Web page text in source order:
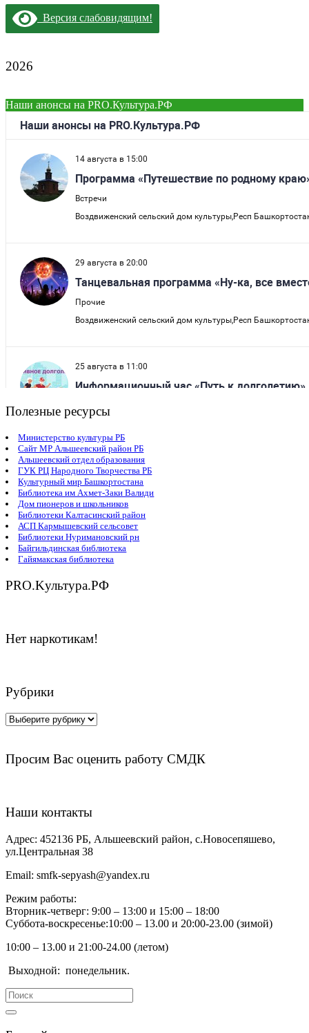
Версия слабовидящим!
2026
Наши анонсы на PRO.Культура.РФ
Полезные ресурсы
Министерство культуры РБ
Сайт МР Альшеевский район РБ
Альшеевский отдел образования
ГУК РЦ Народного Творчества РБ
Культурный мир Башкортостана
Библиотека им Ахмет-Заки Валиди
Дом пионеров и школьников
Библиотеки Калтасинский район
АСП Кармышевский сельсовет
Библиотеки Нуримановский рн
Байгильдинская библиотека
Гайямакская библиотека
PRO.Kультура.РФ
Нет наркотикам!
Рубрики
Рубрики
Просим Вас оценить работу СМДК
Наши контакты
Адрес: 452136 РБ, Альшеевский район, с.Новосепяшево,
ул.Центральная 38
Email: smfk-sepyash@yandex.ru
Режим работы:
Вторник-четверг: 9:00 – 13:00 и 15:00 – 18:00
Суббота-воскресенье:10:00 – 13.00 и 20:00-23.00 (зимой)
10:00 – 13.00 и 21:00-24.00 (летом)
Выходной: понедельник.
Search
for: